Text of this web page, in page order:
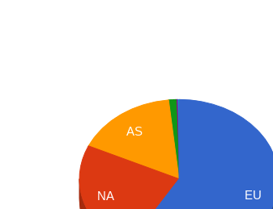
AS
NA EU